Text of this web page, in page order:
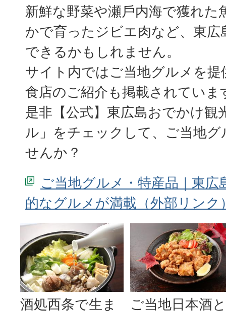
新鮮な野菜や瀬⼾内海で獲れた
かで育ったジビエ肉など、東広
できるかもしれません。
サイト内ではご当地グルメを提
食店のご紹介も掲載されていま
是非【公式】東広島おでかけ観
ル」をチェックして、ご当地
せんか？
ご当地グルメ・特産品｜東広
的なグルメが満載
酒処西条で生ま
ご当地日本酒と